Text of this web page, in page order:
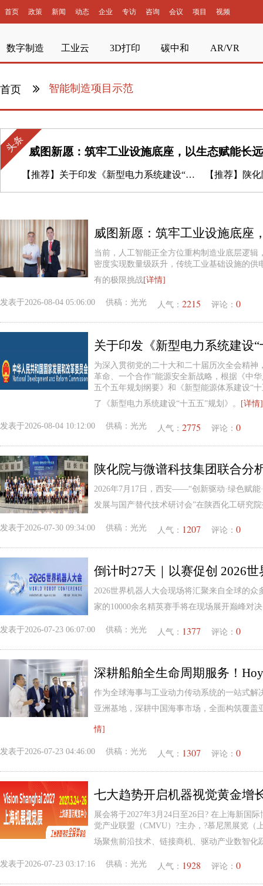
首页 政策 新闻 动态 企业 专访 咨询 会议 项目 视频
数字制造 工业云 3D打印 碳中和 AR/VR
首页 智能制造项目示范
头条 威图新愿：筑牢工业设施底座，以生态赋能长
【推荐】 关于印发《新型电力系统建设“十五五”规划》的通知 【推荐】 陕化院与微
威图新愿：筑牢工业设施底座
当前，人工智能正全方位重构制造业底层逻
密度实现数量级跃升，传统工业基础设施的
有的极限挑战[详情]
发表于2026-08-04 05:06:00 供稿： 光光 人气： 2215 评论： 0
关于印发《新型电力系统建设
为深入贯彻党的二十大和二十届历次全会精神
革命、一个合作”能源安全新战略，根据《中
五个五年规划纲要》和《新型能源体系建设“
了《新型电力系统建设“十五五”规划》。
[详情]
发表于2026-08-04 10:12:00 供稿： 光光 人气： 2775 评论： 0
2026年7月17日，西安——“创新驱动·绿色赋
发展与国产替代技术研讨会”在陕西化工研究
发表于2026-07-30 09:34:00 供稿： 光光 人气： 1207 评论： 0
2026世界机器人大会现场将汇聚来自全球的
家的10000余名精英赛手将在现场展开巅峰对
发表于2026-07-23 06:07:00 供稿： 光光 人气： 1377 评论： 0
作为全球海事与工业动力传动系统的一站式解
亚洲基地，深耕中国海事市场，全面构筑覆盖
情]
发表于2026-07-23 04:46:00 供稿： 光光 人气： 1307 评论： 0
展会将于2027年3月24日至26日? 在上海新国
觉产业联盟（CMVU）?主办，?慕尼黑展览（
场聚焦前沿技术、链接商机、驱动产业数智化
发表于2026-07-23 03:17:16 供稿： 光光 人气： 1928 评论： 0